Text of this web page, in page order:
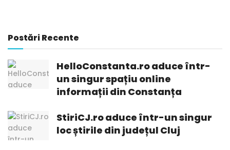
Postări Recente
HelloConstanta.ro aduce într-
un singur spațiu online
informații din Constanța
StiriCJ.ro aduce într-un singur
loc știrile din județul Cluj